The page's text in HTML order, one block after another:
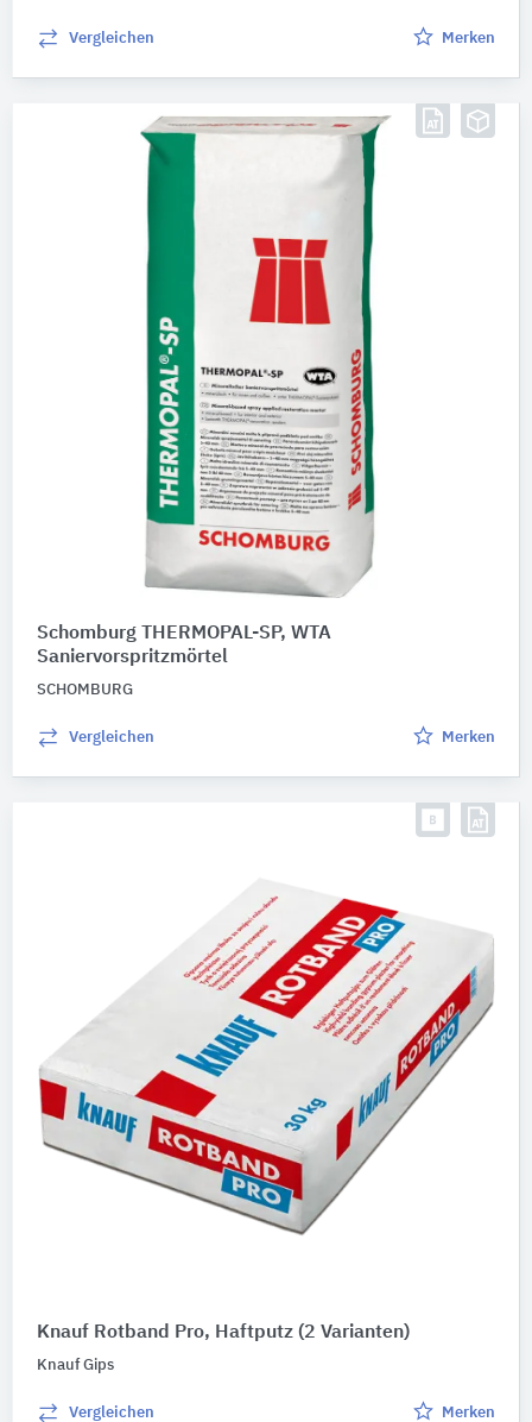
Vergleichen Merken
Schomburg THERMOPAL-SP, WTA
Saniervorspritzmörtel
SCHOMBURG
Vergleichen Merken
Knauf Rotband Pro, Haftputz (2 Varianten)
Knauf Gips
Vergleichen Merken